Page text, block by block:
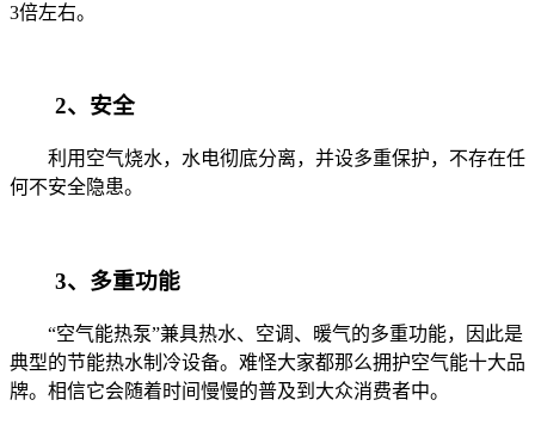
3倍左右。
2、安全
利用空气烧水，水电彻底分离，并设多重保护，不存在任
何不安全隐患。
3、多重功能
“空气能热泵”兼具热水、空调、暖气的多重功能，因此是
典型的节能热水制冷设备。难怪大家都那么拥护空气能十大品
牌。相信它会随着时间慢慢的普及到大众消费者中。